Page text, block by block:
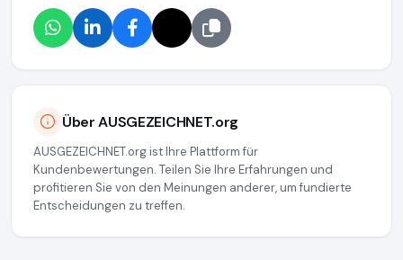
Über AUSGEZEICHNET.org
AUSGEZEICHNET.org ist Ihre Plattform für
Kundenbewertungen. Teilen Sie Ihre Erfahrungen und
profitieren Sie von den Meinungen anderer, um fundierte
Entscheidungen zu treffen.